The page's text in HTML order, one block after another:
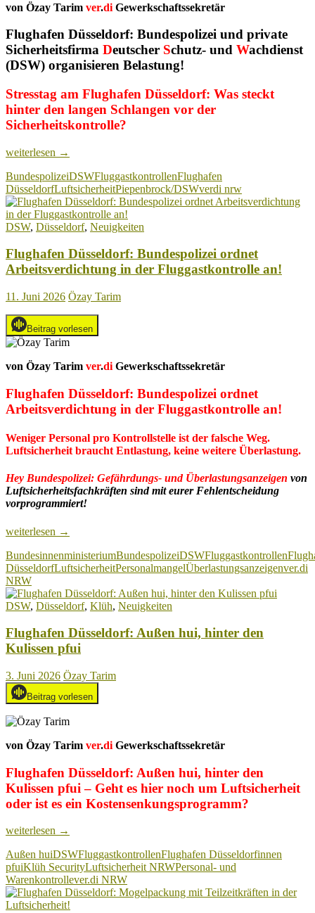
von Özay Tarim ver.di Gewerkschaftssekretär
Flughafen Düsseldorf: Bundespolizei und private
Sicherheitsfirma Deutscher Schutz- und Wachdienst
(DSW) organisieren Belastung!
Stresstag am Flughafen Düsseldorf: Was steckt
hinter den langen Schlangen vor der
Sicherheitskontrolle?
Flughafen
Hohe
Arbeitsbelastung
für
das
Luftsicherheitskontrollpersonal
weiterlesen →
BundespolizeiDSWFluggastkontrollenFlughafen
DüsseldorfLuftsicherheitPiepenbrock/DSWverdi nrw
DSW, Düsseldorf, Neuigkeiten
Flughafen Düsseldorf: Bundespolizei ordnet
Arbeitsverdichtung in der Fluggastkontrolle an!
11. Juni 2026 Özay Tarim
Beitrag vorlesen
von Özay Tarim ver.di Gewerkschaftssekretär
Flughafen Düsseldorf: Bundespolizei ordnet
Arbeitsverdichtung in der Fluggastkontrolle an!
Weniger Personal pro Kontrollstelle ist der falsche Weg.
Luftsicherheit braucht Entlastung, keine weitere Überlastung.
Hey Bundespolizei: Gefährdungs- und Überlastungsanzeigen von
Luftsicherheitsfachkräften sind mit eurer Fehlentscheidung
vorprogrammiert!
Flughafen
Bundespolizei
ordnet
Arbeitsverdichtung
in
der
an!
weiterlesen →
BundesinnenministeriumBundespolizeiDSWFluggastkontrollen
DüsseldorfLuftsicherheitPersonalmangelÜberlastungsanzeigenver.di
NRW
DSW, Düsseldorf, Klüh, Neuigkeiten
Flughafen Düsseldorf: Außen hui, hinter den
Kulissen pfui
3. Juni 2026 Özay Tarim
Beitrag vorlesen
von Özay Tarim ver.di Gewerkschaftssekretär
Flughafen Düsseldorf: Außen hui, hinter den
Kulissen pfui – Geht es hier noch um Luftsicherheit
oder ist es ein Kostensenkungsprogramm?
Flughafen
Außen
hui,
hinter
den
Kulissen
weiterlesen →
Außen huiDSWFluggastkontrollenFlughafen Düsseldorfinnen
pfuiKlüh SecurityLuftsicherheit NRWPersonal- und
Warenkontrollever.di NRW